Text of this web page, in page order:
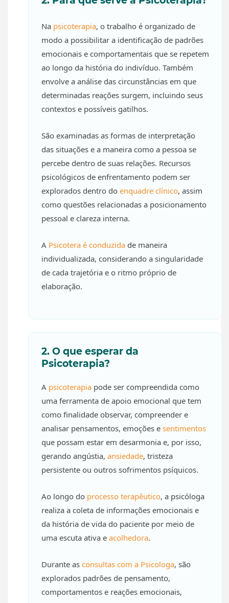
Na psicoterapia, o trabalho é organizado de
modo a possibilitar a identificação de padrões
emocionais e comportamentais que se repetem
ao longo da história do indivíduo. Também
envolve a análise das circunstâncias em que
determinadas reações surgem, incluindo seus
contextos e possíveis gatilhos.
São examinadas as formas de interpretação
das situações e a maneira como a pessoa se
percebe dentro de suas relações. Recursos
psicológicos de enfrentamento podem ser
explorados dentro do enquadre clínico, assim
como questões relacionadas a posicionamento
pessoal e clareza interna.
A Psicotera é conduzida de maneira
individualizada, considerando a singularidade
de cada trajetória e o ritmo próprio de
elaboração.
2. O que esperar da
Psicoterapia?
A psicoterapia pode ser compreendida como
uma ferramenta de apoio emocional que tem
como finalidade observar, compreender e
analisar pensamentos, emoções e sentimentos
que possam estar em desarmonia e, por isso,
gerando angústia, ansiedade, tristeza
persistente ou outros sofrimentos psíquicos.
Ao longo do processo terapêutico, a psicóloga
realiza a coleta de informações emocionais e
da história de vida do paciente por meio de
uma escuta ativa e acolhedora.
Durante as consultas com a Psicologa, são
explorados padrões de pensamento,
comportamentos e reações emocionais,